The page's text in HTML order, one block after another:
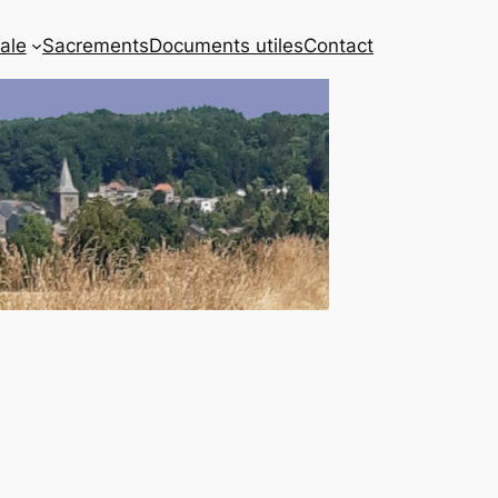
SacrementsDocuments utilesContact